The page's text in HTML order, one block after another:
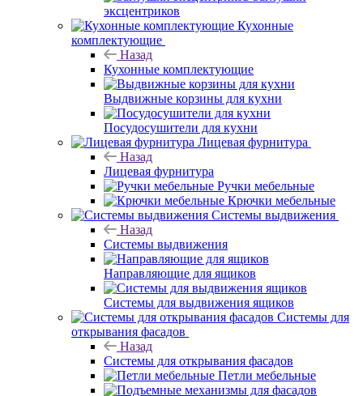
эксцентриков
Кухонные
комплектующие
Назад
Кухонные комплектующие
Выдвижные корзины для кухни
Посудосушители для кухни
Лицевая фурнитура
Назад
Лицевая фурнитура
Ручки мебельные
Крючки мебельные
Системы выдвижения
Назад
Системы выдвижения
Направляющие для ящиков
Системы для выдвижения ящиков
Системы для
открывания фасадов
Назад
Системы для открывания фасадов
Петли мебельные